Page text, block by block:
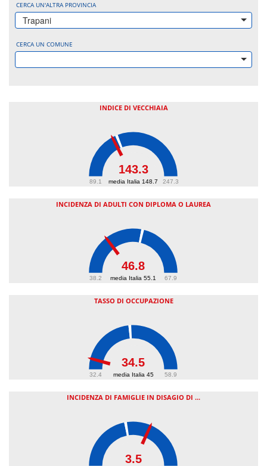
CERCA UN'ALTRA PROVINCIA
Trapani
CERCA UN COMUNE
INDICE DI VECCHIAIA
media Italia 148.7
143.3
89.1 247.3
INCIDENZA DI ADULTI CON DIPLOMA O LAUREA
media Italia 55.1
46.8
38.2 67.9
TASSO DI OCCUPAZIONE
media Italia 45
34.5
32.4 58.9
INCIDENZA DI FAMIGLIE IN DISAGIO DI ...
3.5